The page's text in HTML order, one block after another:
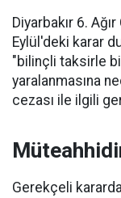
Diyarbakır 6.
Eylül'deki karar
"bilinçli taksirle
yaralanmasına
cezası ile ilgili
Gerekçeli